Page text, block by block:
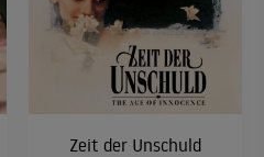
Zeit der Unschuld